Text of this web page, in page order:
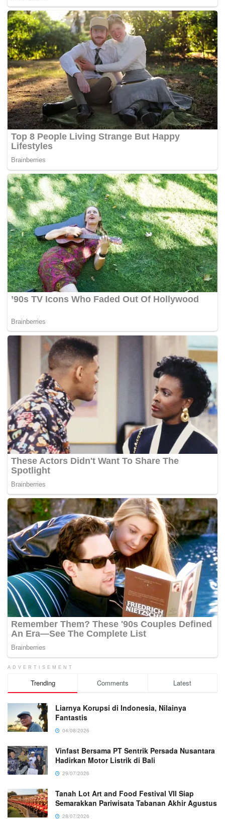
ADVERTISEMENT
Trending Comments Latest
Liarnya Korupsi di Indonesia, Nilainya
Fantastis
04/08/2026
Vinfast Bersama PT Sentrik Persada Nusantara
Hadirkan Motor Listrik di Bali
29/07/2026
Tanah Lot Art and Food Festival VII Siap
Semarakkan Pariwisata Tabanan Akhir Agustus
28/07/2026